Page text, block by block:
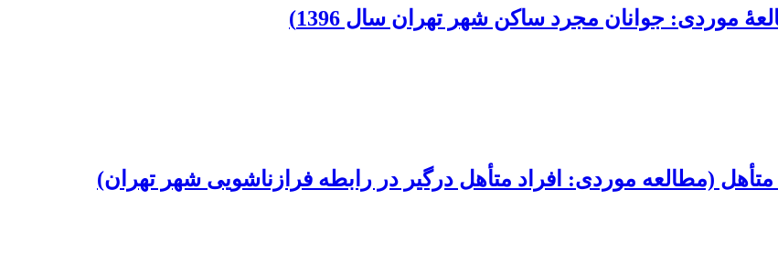
موردی: جوانان مجرد ساکن شهر تهران سال 1396)
متأهل (مطالعه موردی: افراد متأهل درگیر در رابطه فرازناشویی شهر تهران)